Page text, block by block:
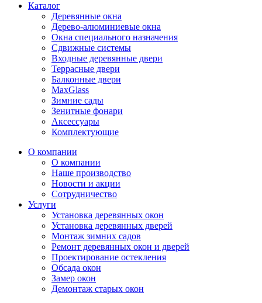
Каталог
Деревянные окна
Дерево-алюминиевые окна
Окна специального назначения
Сдвижные системы
Входные деревянные двери
Террасные двери
Балконные двери
MaxGlass
Зимние сады
Зенитные фонари
Аксессуары
Комплектующие
О компании
О компании
Наше производство
Новости и акции
Сотрудничество
Услуги
Установка деревянных окон
Установка деревянных дверей
Монтаж зимних садов
Ремонт деревянных окон и дверей
Проектирование остекления
Обсада окон
Замер окон
Демонтаж старых окон